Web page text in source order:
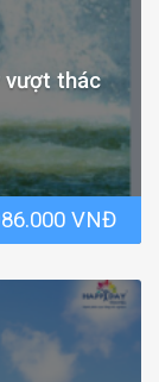
vượt thác
VNĐ